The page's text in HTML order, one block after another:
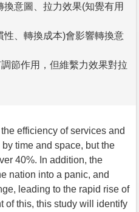
意圖、拉力效果(知覺有用
、轉換成本)會影響轉換意
節作用，但維繫力效果對拉
efficiency of services and
time and space, but the
40%. In addition, the
nation into a panic, and
leading to the rapid rise of
of this, this study will identify